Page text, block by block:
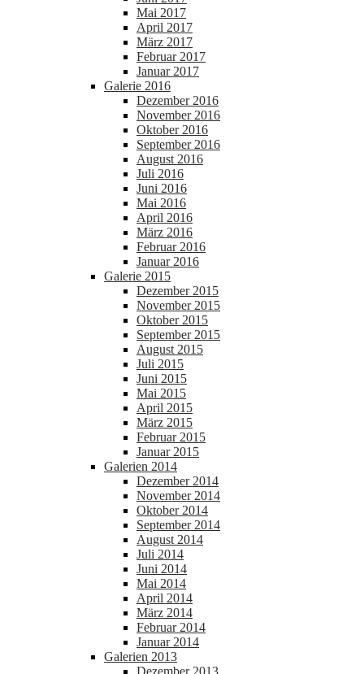
Mai 2017
April 2017
März 2017
Februar 2017
Januar 2017
Galerie 2016
Dezember 2016
November 2016
Oktober 2016
September 2016
August 2016
Juli 2016
Juni 2016
Mai 2016
April 2016
März 2016
Februar 2016
Januar 2016
Galerie 2015
Dezember 2015
November 2015
Oktober 2015
September 2015
August 2015
Juli 2015
Juni 2015
Mai 2015
April 2015
März 2015
Februar 2015
Januar 2015
Galerien 2014
Dezember 2014
November 2014
Oktober 2014
September 2014
August 2014
Juli 2014
Juni 2014
Mai 2014
April 2014
März 2014
Februar 2014
Januar 2014
Galerien 2013
Dezember 2013